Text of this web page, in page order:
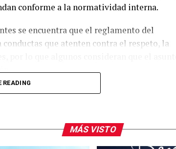
conforme a la normatividad interna.
se encuentra que el reglamento del
que atenten contra el respeto, la
electoral habrían señalado que la denuncia
READING
MÁS VISTO